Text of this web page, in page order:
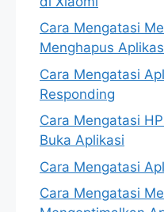
Cara Mengatasi
Menghapus
Cara Mengatasi
Responding
Cara Mengatasi
Buka Aplikasi
Cara Mengatasi
Cara Mengatasi